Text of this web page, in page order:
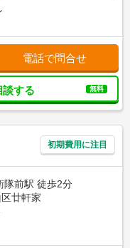
電話で問合せ
する 無料
初期費用に注目
隊前駅 徒歩2分
廿軒家